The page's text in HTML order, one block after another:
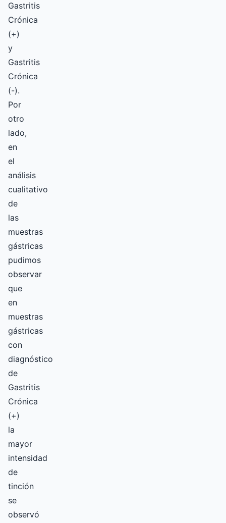
Gastritis
Crónica
(+)
y
Gastritis
Crónica
(-).
Por
otro
lado,
en
el
análisis
cualitativo
de
las
muestras
gástricas
pudimos
observar
que
en
muestras
gástricas
con
diagnóstico
de
Gastritis
Crónica
(+)
la
mayor
intensidad
de
tinción
se
observó